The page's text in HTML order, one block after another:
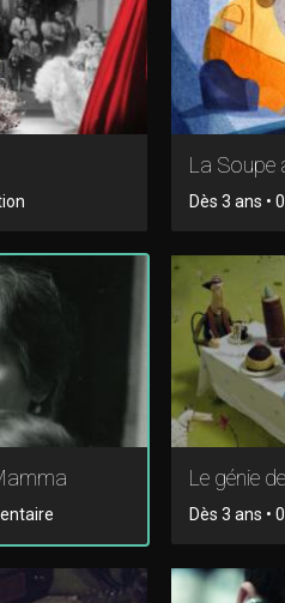
La Soupe
Dès 3 ans •
Le génie
Dès 3 ans •